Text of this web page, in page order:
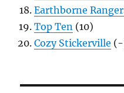
Earthborne
Top Ten (10)
Cozy Stickerville